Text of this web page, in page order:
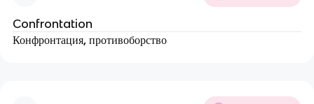
Confrontation
Конфронтация, противоборство